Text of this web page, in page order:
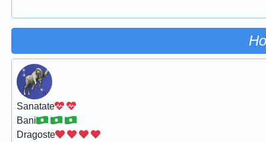
Sanatate
Bani
Dragoste